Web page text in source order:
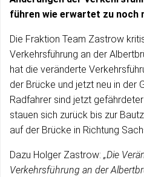
führen wie erwartet zu noch
Die Fraktion Team Zastrow
Verkehrsführung an der
hat die veränderte
der Brücke und jetzt neu in der
Radfahrer sind jetzt
stauen sich zurück bis zur
auf der Brücke in Richtung
Dazu Holger Zastrow: „Die
Verkehrsführung an der